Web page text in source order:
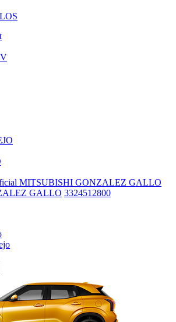
MITSUBISHI GONZALEZ GALLO
GALLO 3324512800